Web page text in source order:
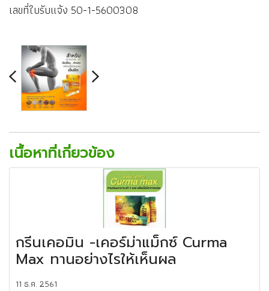
เลขที่ใบรับแจ้ง 50-1-5600308
เนื้อหาที่เกี่ยวข้อง
กรีนเคอมิน -เคอร์ม่าแม็กซ์ Curma
Max ทานอย่างไรให้เห็นผล
11 ธ.ค. 2561